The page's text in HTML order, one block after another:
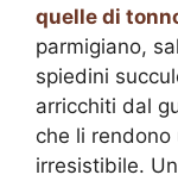
quelle di
parmigiano,
spiedini
arricchiti dal
che li
irresistibile.